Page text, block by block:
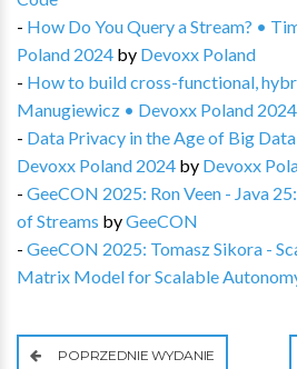
- How Do You Query a Stream? •
Poland 2024 by Devoxx Poland
- How to build cross-functional,
Manugiewicz • Devoxx Poland 2024
- Data Privacy in the Age of Big
Devoxx Poland 2024 by Devoxx
- GeeCON 2025: Ron Veen - Java
of Streams byGeeCON
- GeeCON 2025: Tomasz Sikora -
Matrix Model for Scalable
POPRZEDNIE WYDANIE